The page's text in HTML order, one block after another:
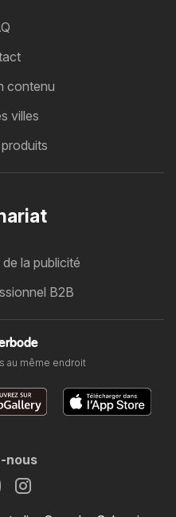
contenu
villes
la publicité
B2B
au même endroit
nous